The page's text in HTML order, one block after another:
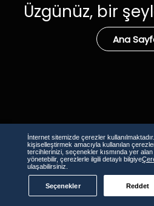
Üzgünüz, bir
Ana
İnternet sitemizde çerezler
kişiselleştirmek amacıyla kullanılan
tercihlerinizi, seçenekler kısmında yer
yönetebilir, çerezlerle ilgili detaylı bilgiye
ulaşabilirsiniz.
Seçenekler Reddet